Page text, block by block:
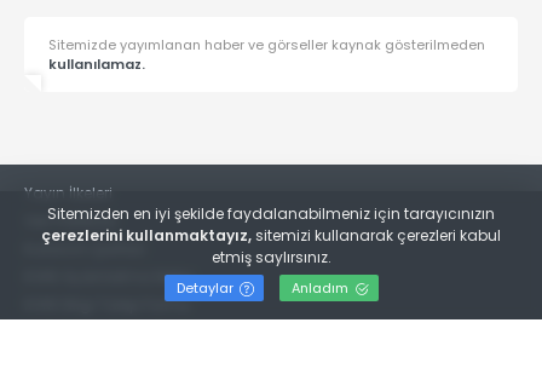
Sitemizde yayımlanan haber ve görseller kaynak gösterilmeden
kullanılamaz.
Yayın İlkeleri
Veri Politikası
Kullanım Şartları
KVKK Aydınlatma Metni
KVKK Bilgi Talep Formu
Sitemizden en iyi şekilde faydalanabilmeniz için tarayıcınızın
çerezlerini kullanmaktayız, sitemizi kullanarak çerezleri kabul
etmiş saylırsınız.
Detaylar Anladım